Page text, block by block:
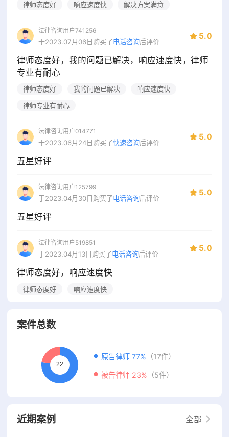
律师态度好 响应速度快 解决方案满意
法律咨询用户741256
于2023.07月06日购买了电话咨询后评价
5.0
律师态度好，我的问题已解决，响应速度快，律师
专业有耐心
律师态度好 我的问题已解决 响应速度快
律师专业有耐心
法律咨询用户014771
于2023.06月24日购买了快速咨询后评价
5.0
五星好评
法律咨询用户125799
于2023.04月30日购买了电话咨询后评价
5.0
五星好评
法律咨询用户519851
于2023.04月13日购买了电话咨询后评价
5.0
律师态度好，响应速度快
律师态度好 响应速度快
案件总数
原告律师 77% （17件）
被告律师 23% （5件）
近期案例 全部